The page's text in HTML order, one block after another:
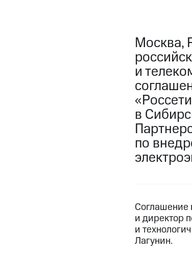
Москва,
и
в
по
Соглашение
и директор
и
Лагунин.